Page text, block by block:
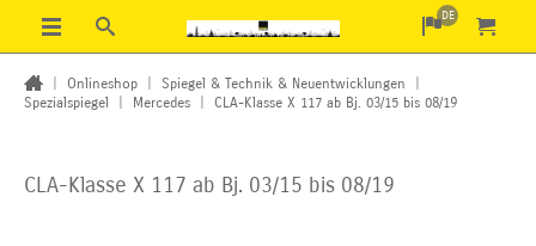
DE
Onlineshop Spiegel & Technik & Neuentwicklungen
Spezialspiegel
Mercedes CLA-Klasse X 117 ab Bj. 03/15 bis 08/19
CLA-Klasse X 117 ab Bj. 03/15 bis 08/19